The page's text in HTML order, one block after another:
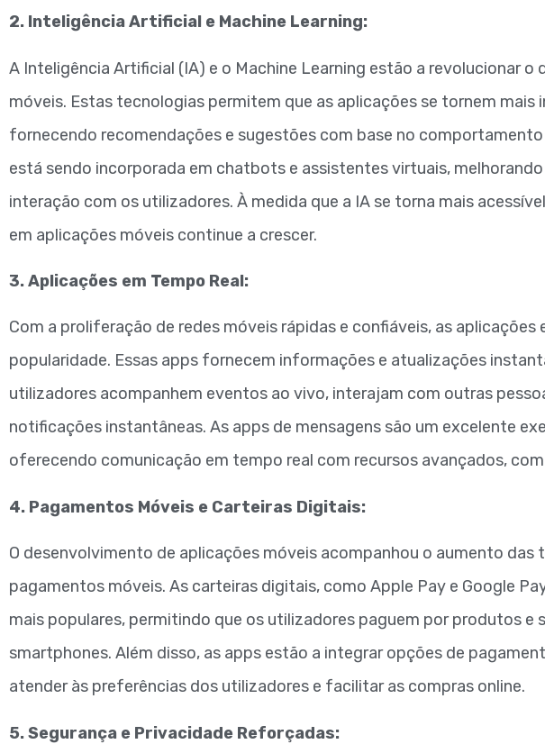
2. Inteligência Artificial e Machine Learning:
A Inteligência Artificial (IA) e o Machine Learning estão a revolucionar
móveis. Estas tecnologias permitem que as aplicações se tornem mais
fornecendo recomendações e sugestões com base no
está sendo incorporada em chatbots e assistentes virtuais,
interação com os utilizadores. À medida que a IA se torna mais
em aplicações móveis continue a crescer.
3. Aplicações em Tempo Real:
Com a proliferação de redes móveis rápidas e confiáveis, as aplicações
popularidade. Essas apps fornecem informações e atualizações
utilizadores acompanhem eventos ao vivo, interajam com outras
notificações instantâneas. As apps de mensagens são um excelente
oferecendo comunicação em tempo real com recursos avançados,
4. Pagamentos Móveis e Carteiras Digitais:
O desenvolvimento de aplicações móveis acompanhou o aumento das
pagamentos móveis. As carteiras digitais, como Apple Pay e Google
mais populares, permitindo que os utilizadores paguem por produtos e
smartphones. Além disso, as apps estão a integrar opções de
atender às preferências dos utilizadores e facilitar as compras online.
5. Segurança e Privacidade Reforçadas: